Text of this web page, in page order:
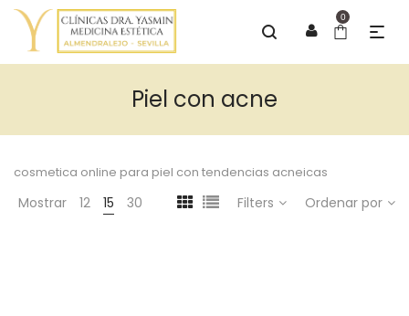
0
Piel con acne
cosmetica online para piel con tendencias acneicas
Mostrar 12 15 30 Filters Ordenar por